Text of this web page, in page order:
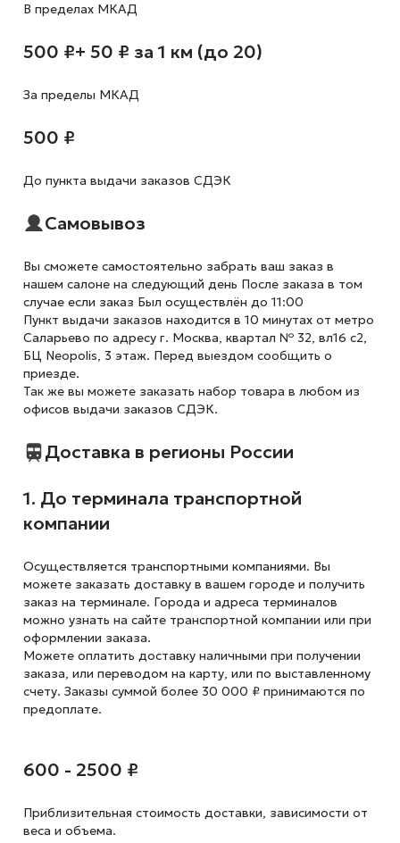
В пределах МКАД
500 ₽+ 50 ₽ за 1 км (до 20)
За пределы МКАД
500 ₽
До пункта выдачи заказов СДЭК
Самовывоз
Вы сможете самостоятельно забрать ваш заказ в
нашем салоне на следующий день После заказа в том
случае если заказ Был осуществлён до 11:00
Пункт выдачи заказов находится в 10 минутах от метро
Саларьево по адресу г. Москва, квартал № 32, вл16 с2,
БЦ Neopolis, 3 этаж. Перед выездом сообщить о
приезде.
Так же вы можете заказать набор товара в любом из
офисов выдачи заказов СДЭК.
Доставка в регионы России
1. До терминала транспортной
компании
Осуществляется транспортными компаниями. Вы
можете заказать доставку в вашем городе и получить
заказ на терминале. Города и адреса терминалов
можно узнать на сайте транспортной компании или при
оформлении заказа.
Можете оплатить доставку наличными при получении
заказа, или переводом на карту, или по выставленному
счету. Заказы суммой более 30 000 ₽ принимаются по
предоплате.
600 - 2500 ₽
Приблизительная стоимость доставки, зависимости от
веса и объема.